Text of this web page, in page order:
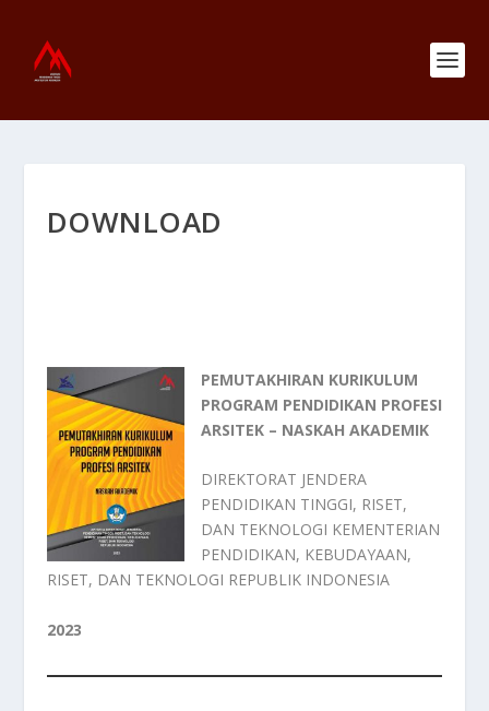
DOWNLOAD
PEMUTAKHIRAN KURIKULUM
PROGRAM PENDIDIKAN PROFESI
ARSITEK – NASKAH AKADEMIK
DIREKTORAT JENDERA
PENDIDIKAN TINGGI, RISET,
DAN TEKNOLOGI KEMENTERIAN
PENDIDIKAN, KEBUDAYAAN,
RISET, DAN TEKNOLOGI REPUBLIK INDONESIA
2023